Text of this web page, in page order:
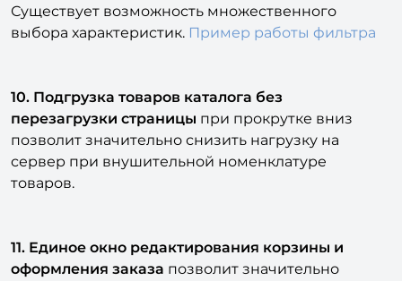
Существует возможность множественного
выбора характеристик. Пример работы фильтра
10. Подгрузка товаров каталога без
перезагрузки страницы при прокрутке вниз
позволит значительно снизить нагрузку на
сервер при внушительной номенклатуре
товаров.
11. Единое окно редактирования корзины и
оформления заказа позволит значительно